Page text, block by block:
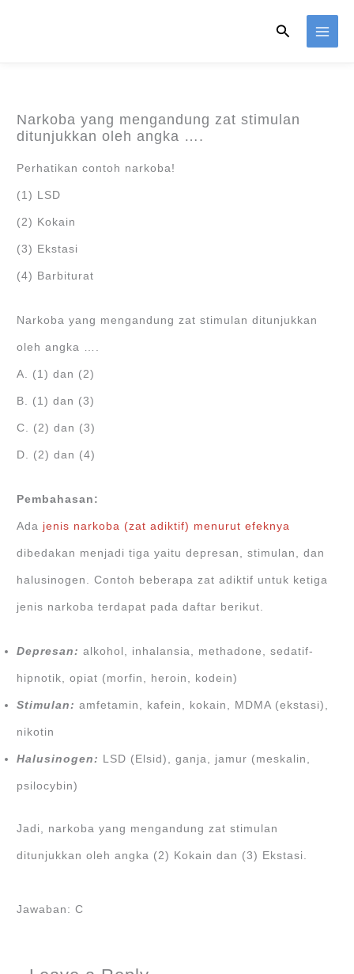
Search
Narkoba yang mengandung zat stimulan
ditunjukkan oleh angka ….
Perhatikan contoh narkoba!
(1) LSD
(2) Kokain
(3) Ekstasi
(4) Barbiturat
Narkoba yang mengandung zat stimulan ditunjukkan
oleh angka ….
A. (1) dan (2)
B. (1) dan (3)
C. (2) dan (3)
D. (2) dan (4)
Pembahasan:
Ada jenis narkoba (zat adiktif) menurut efeknya
dibedakan menjadi tiga yaitu depresan, stimulan, dan
halusinogen. Contoh beberapa zat adiktif untuk ketiga
jenis narkoba terdapat pada daftar berikut.
Depresan: alkohol, inhalansia, methadone, sedatif-
hipnotik, opiat (morfin, heroin, kodein)
Stimulan: amfetamin, kafein, kokain, MDMA (ekstasi),
nikotin
Halusinogen: LSD (Elsid), ganja, jamur (meskalin,
psilocybin)
Jadi, narkoba yang mengandung zat stimulan
ditunjukkan oleh angka (2) Kokain dan (3) Ekstasi.
Jawaban: C